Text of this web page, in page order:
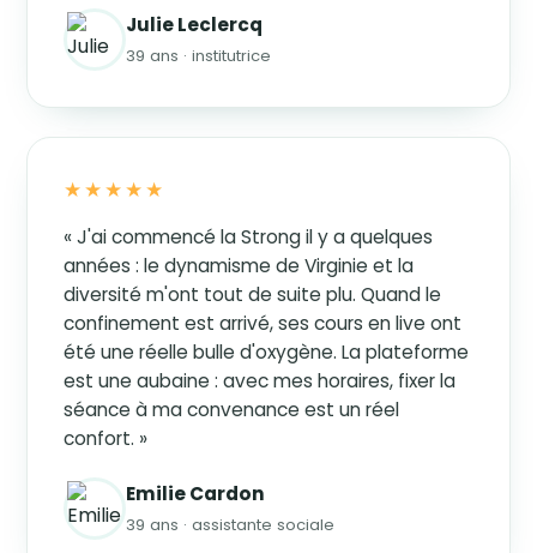
Julie Leclercq
39 ans · institutrice
★★★★★
« J'ai commencé la Strong il y a quelques
années : le dynamisme de Virginie et la
diversité m'ont tout de suite plu. Quand le
confinement est arrivé, ses cours en live ont
été une réelle bulle d'oxygène. La plateforme
est une aubaine : avec mes horaires, fixer la
séance à ma convenance est un réel
confort. »
Emilie Cardon
39 ans · assistante sociale